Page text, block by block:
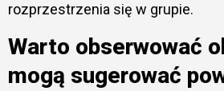
rozprzestrzenia się w grupie.
Warto obserwować
mogą sugerować